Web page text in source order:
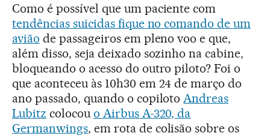
Como é possível que um paciente com
tendências suicidas fique no comando de um
avião de passageiros em pleno voo e que,
além disso, seja deixado sozinho na cabine,
bloqueando o acesso do outro piloto? Foi o
que aconteceu às 10h30 em 24 de março do
ano passado, quando o copilotoAndreas
Lubitz colocou o Airbus A-320, da
Germanwings, em rota de colisão sobre os